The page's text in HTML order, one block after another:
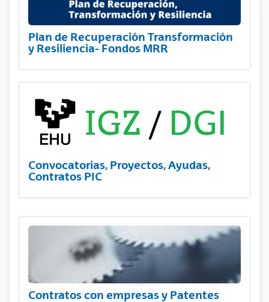
Plan de Recuperación Transformación
y Resiliencia- Fondos MRR
Convocatorias, Proyectos, Ayudas,
Contratos PIC
Contratos con empresas y Patentes